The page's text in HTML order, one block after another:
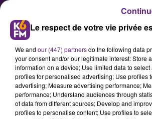
Le Refugee Food
à Dijon ce jeudi pour
Le respect de votre vie privée
We and our (447) partnersdo the following data
your consent and/or our legitimate interest: Store
information on a device; Use limited data to
profiles for personalised advertising; Use profiles
advertising; Measure advertising performance;
performance; Understand audiences through
of data from different sources; Develop and
profiles to personalise content; Use profiles to